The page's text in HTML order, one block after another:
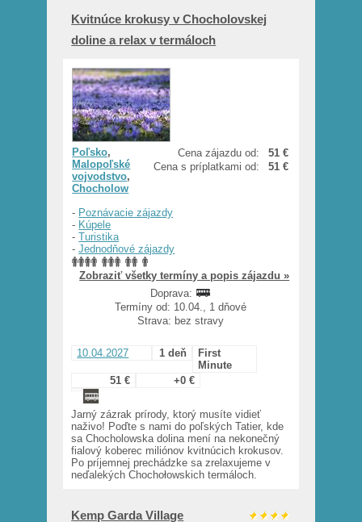
Kvitnúce krokusy v Chocholovskej
doline a relax v termáloch
Cena zájazdu od:
51 €
Cena s príplatkami od:
51 €
Poľsko,
Malopoľské
vojvodstvo,
Chocholow
- Poznávacie zájazdy
- Kúpele
-Turistika
-Jednodňové zájazdy
Zobraziť všetky termíny a popis zájazdu »
Doprava:
Termíny od: 10.04., 1 dňové
Strava: bez stravy
10.04.2027 1 deň
First
Minute
51 €
+0 €
Jarný zázrak prírody, ktorý musíte vidieť
naživo! Poďte s nami do poľských Tatier, kde
sa Chocholowska dolina mení na nekonečný
fialový koberec miliónov kvitnúcich krokusov.
Po príjemnej prechádzke sa zrelaxujeme v
neďalekých Chochołowskich termáloch.
Kemp Garda Village